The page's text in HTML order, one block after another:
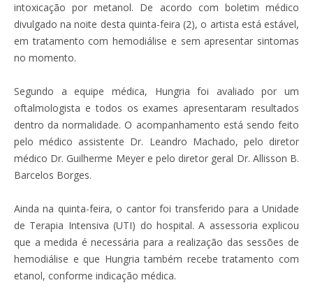
intoxicação por metanol. De acordo com boletim médico
divulgado na noite desta quinta-feira (2), o artista está estável,
em tratamento com hemodiálise e sem apresentar sintomas
no momento.
Segundo a equipe médica, Hungria foi avaliado por um
oftalmologista e todos os exames apresentaram resultados
dentro da normalidade. O acompanhamento está sendo feito
pelo médico assistente Dr. Leandro Machado, pelo diretor
médico Dr. Guilherme Meyer e pelo diretor geral Dr. Allisson B.
Barcelos Borges.
Ainda na quinta-feira, o cantor foi transferido para a Unidade
de Terapia Intensiva (UTI) do hospital. A assessoria explicou
que a medida é necessária para a realização das sessões de
hemodiálise e que Hungria também recebe tratamento com
etanol, conforme indicação médica.